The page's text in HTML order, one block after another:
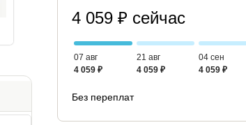
4 059 ₽ сейчас
07 авг
4 059 ₽
21 авг
4 059 ₽
04 сен
4 059 ₽
Без переплат